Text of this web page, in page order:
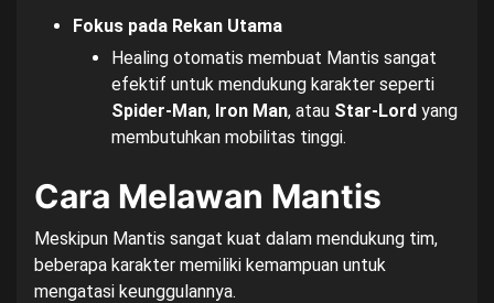
Fokus pada Rekan Utama
Healing otomatis membuat Mantis sangat
efektif untuk mendukung karakter seperti
Spider-Man, Iron Man, atau Star-Lord yang
membutuhkan mobilitas tinggi.
Cara Melawan Mantis
Meskipun Mantis sangat kuat dalam mendukung tim,
beberapa karakter memiliki kemampuan untuk
mengatasi keunggulannya.